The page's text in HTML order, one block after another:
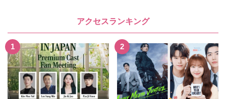
アクセスランキング